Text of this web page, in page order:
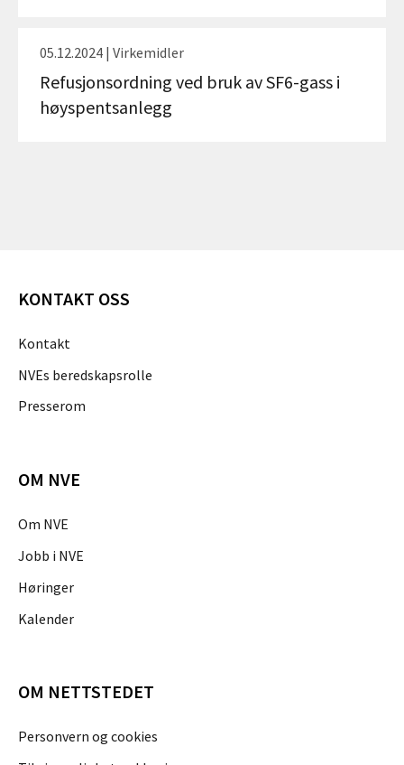
05.12.2024 | Virkemidler
Refusjonsordning ved bruk av SF6-gass i
høyspentsanlegg
KONTAKT OSS
Kontakt
NVEs beredskapsrolle
Presserom
OM NVE
Om NVE
Jobb i NVE
Høringer
Kalender
OM NETTSTEDET
Personvern og cookies